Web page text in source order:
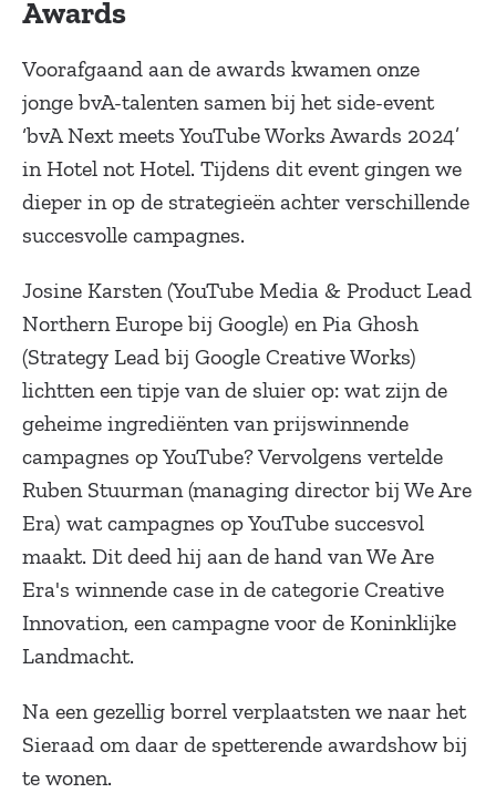
Awards
Voorafgaand aan de awards kwamen onze
jonge bvA-talenten samen bij het side-event
‘bvA Next meets YouTube Works Awards 2024’
in Hotel not Hotel. Tijdens dit event gingen we
dieper in op de strategieën achter verschillende
succesvolle campagnes.
Josine Karsten (YouTube Media & Product Lead
Northern Europe bij Google) en Pia Ghosh
(Strategy Lead bij Google Creative Works)
lichtten een tipje van de sluier op: wat zijn de
geheime ingrediënten van prijswinnende
campagnes op YouTube? Vervolgens vertelde
Ruben Stuurman (managing director bij We Are
Era) wat campagnes op YouTube succesvol
maakt. Dit deed hij aan de hand van We Are
Era's winnende case in de categorie Creative
Innovation, een campagne voor de Koninklijke
Landmacht.
Na een gezellig borrel verplaatsten we naar het
Sieraad om daar de spetterende awardshow bij
te wonen.